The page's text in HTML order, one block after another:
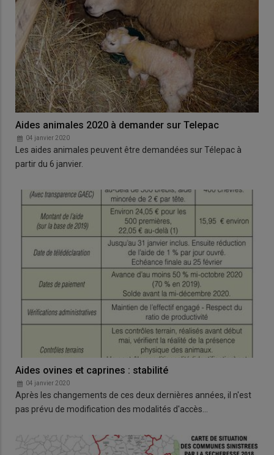
Aides animales 2020 à demander sur Telepac
04 janvier 2020
Les aides animales peuvent être demandées sur Télepac à
partir du 6 janvier.
Aides ovines et caprines : stabilité
04 janvier 2020
Après les changements de ces deux dernières années, il n'est
pas prévu de modification des modalités d'accès…